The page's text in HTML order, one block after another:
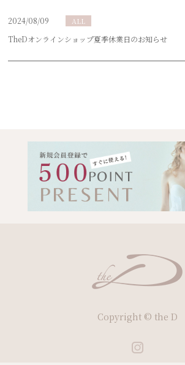
2024/08/09 ALL
TheDオンラインショップ夏季休業日のお知らせ
Copyright © the D